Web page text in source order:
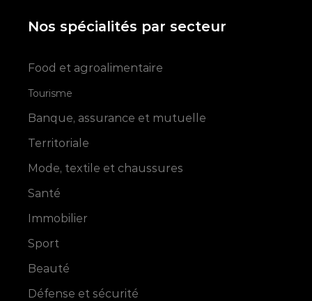
Nos spécialités par secteur
Food et agroalimentaire
Tourisme
Banque, assurance et mutuelle
Territoriale
Mode, textile et chaussures
Santé
Immobilier
Sport
Beauté
Défense et sécurité